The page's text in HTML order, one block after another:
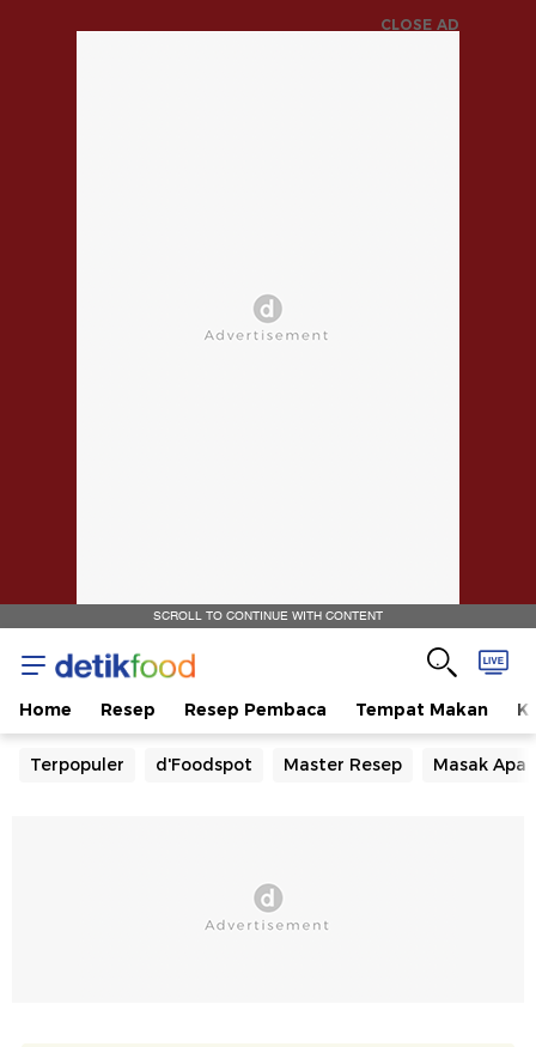
CLOSE AD
SCROLL TO CONTINUE WITH CONTENT
Home Resep Resep Pembaca Tempat Makan
Terpopuler d'Foodspot Master Resep Masak Apa